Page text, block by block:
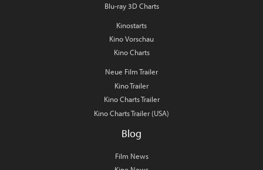
Blu-ray 3D Charts
Kinostarts
Kino Vorschau
Kino Charts
Neue Film Trailer
Kino Trailer
Kino Charts Trailer
Kino Charts Trailer (USA)
Blog
Film News